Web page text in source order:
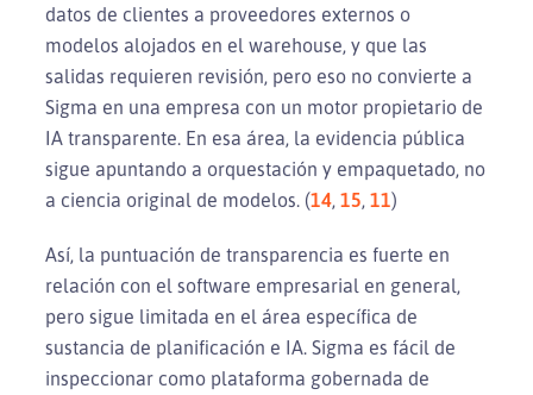
datos de clientes a proveedores externos o
modelos alojados en el warehouse, y que las
salidas requieren revisión, pero eso no convierte a
Sigma en una empresa con un motor propietario de
IA transparente. En esa área, la evidencia pública
sigue apuntando a orquestación y empaquetado, no
a ciencia original de modelos. (14, 15, 11)
Así, la puntuación de transparencia es fuerte en
relación con el software empresarial en general,
pero sigue limitada en el área específica de
sustancia de planificación e IA. Sigma es fácil de
inspeccionar como plataforma gobernada de